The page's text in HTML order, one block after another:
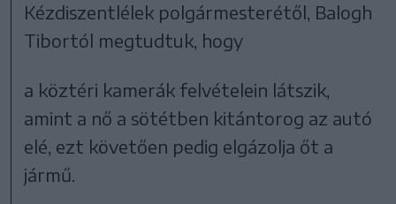
Kézdiszentlélek polgármesterétől, Balogh
Tibortól megtudtuk, hogy
a köztéri kamerák felvételein látszik,
amint a nő a sötétben kitántorog az autó
elé, ezt követően pedig elgázolja őt a
jármű.